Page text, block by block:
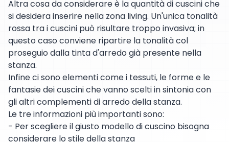
Altra cosa da considerare è la quantità di cuscini che
si desidera inserire nella zona living. Un'unica tonalità
rossa tra i cuscini può risultare troppo invasiva; in
questo caso conviene ripartire la tonalità col
proseguio dalla tinta d'arredo già presente nella
stanza.
Infine ci sono elementi come i tessuti, le forme e le
fantasie dei cuscini che vanno scelti in sintonia con
gli altri complementi di arredo della stanza.
Le tre informazioni più importanti sono:
- Per scegliere il giusto modello di cuscino bisogna
considerare lo stile della stanza